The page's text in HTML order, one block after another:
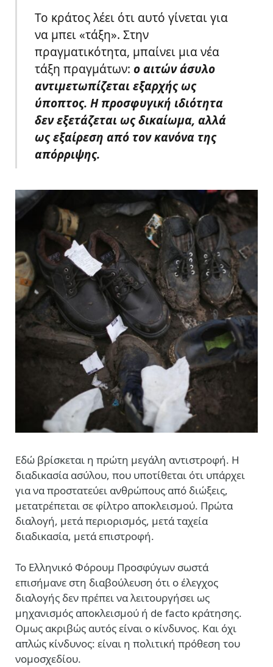
Το κράτος λέει ότι αυτό γίνεται για
να μπει «τάξη». Στην
πραγματικότητα, μπαίνει μια νέα
τάξη πραγμάτων: ο αιτών άσυλο
αντιμετωπίζεται εξαρχής ως
ύποπτος. Η προσφυγική ιδιότητα
δεν εξετάζεται ως δικαίωμα, αλλά
ως εξαίρεση από τον κανόνα της
απόρριψης.
Εδώ βρίσκεται η πρώτη μεγάλη αντιστροφή. Η
διαδικασία ασύλου, που υποτίθεται ότι υπάρχει
για να προστατεύει ανθρώπους από διώξεις,
μετατρέπεται σε φίλτρο αποκλεισμού. Πρώτα
διαλογή, μετά περιορισμός, μετά ταχεία
διαδικασία, μετά επιστροφή.
Το Ελληνικό Φόρουμ Προσφύγων σωστά
επισήμανε στη διαβούλευση ότι ο έλεγχος
διαλογής δεν πρέπει να λειτουργήσει ως
μηχανισμός αποκλεισμού ή de facto κράτησης.
Ομως ακριβώς αυτός είναι ο κίνδυνος. Και όχι
απλώς κίνδυνος: είναι η πολιτική πρόθεση του
νομοσχεδίου.